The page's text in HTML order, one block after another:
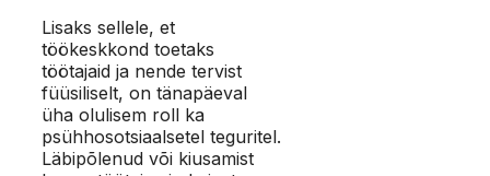
Lisaks sellele, et
töökeskkond toetaks
töötajaid ja nende tervist
füüsiliselt, on tänapäeval
üha olulisem roll ka
psühhosotsiaalsetel teguritel.
Läbipõlenud või kiusamist